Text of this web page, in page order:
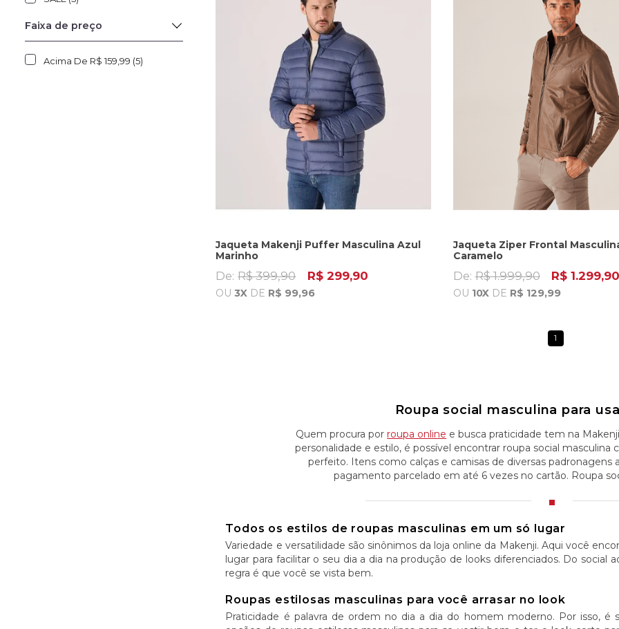
Faixa de preço
Acima De R$ 159,99 (5)
Jaqueta Makenji Puffer Masculina Azul
Marinho
De: R$ 399,90 R$ 299,90
OU3X DE R$ 99,96
Jaqueta Ziper Frontal
Caramelo
De: R$ 1.999,90 R$
OU 10X DE R$ 129,99
1
Roupa social masculina para
Quem procura por roupa online e busca praticidade tem na
personalidade e estilo, é possível encontrar roupa social
perfeito. Itens como calças e camisas de diversas padronagens
pagamento parcelado em até 6 vezes no cartão. Roupa
Todos os estilos de roupas masculinas em um só lugar
Variedade e versatilidade são sinônimos da loja online da Makenji. Aqui você
lugar para facilitar o seu dia a dia na produção de looks diferenciados. Do social
regra é que você se vista bem.
Roupas estilosas masculinas para você arrasar no look
Praticidade é palavra de ordem no dia a dia do homem moderno. Por isso,